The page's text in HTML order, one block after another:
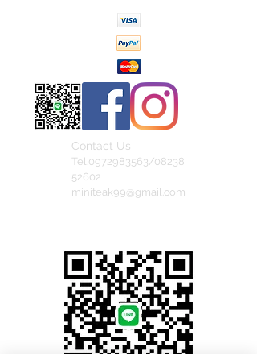
Contact Us
Tel.0972983563/08238
52602
miniteak99@gmail.com